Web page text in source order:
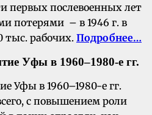
первых послевоенных лет
потерями – в 1946 г. в
тыс. рабочих. Подробнее…
Уфы в 1960–1980-е гг.
Уфы в 1960–1980-е гг.
с повышением роли